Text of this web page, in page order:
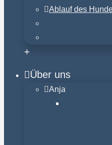
Ablauf des
+
Über uns
Anja